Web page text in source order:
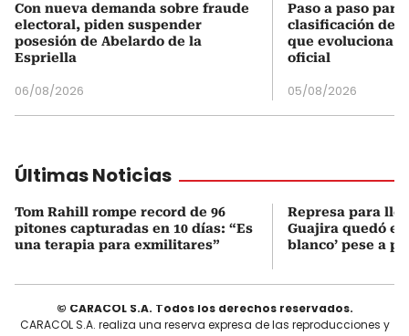
Con nueva demanda sobre fraude
electoral, piden suspender
posesión de Abelardo de la
Espriella
06/08/2026
Paso a paso
clasificación del
que evoluciona
oficial
05/08/2026
Últimas Noticias
Tom Rahill rompe record de 96
pitones capturadas en 10 días: “Es
una terapia para exmilitares”
Represa para
Guajira quedó en
blanco’ pese a
© CARACOL S.A. Todos los derechos reservados.
CARACOL S.A. realiza una reserva expresa de las reproducciones y